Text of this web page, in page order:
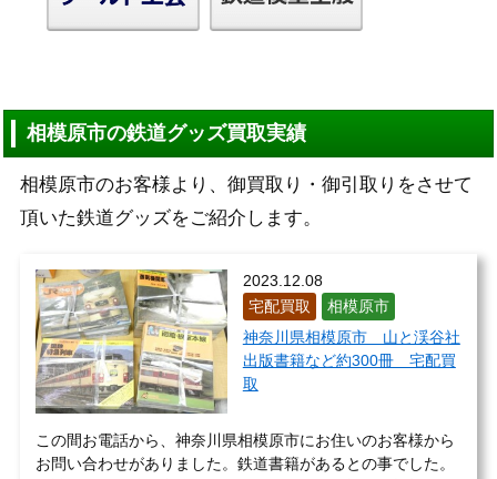
相模原市の鉄道グッズ買取実績
相模原市のお客様より、御買取り・御引取りをさせて
頂いた鉄道グッズをご紹介します。
2023.12.08
宅配買取
相模原市
神奈川県相模原市 山と渓谷社
出版書籍など約300冊 宅配買
取
この間お電話から、神奈川県相模原市にお住いのお客様から
お問い合わせがありました。鉄道書籍があるとの事でした。